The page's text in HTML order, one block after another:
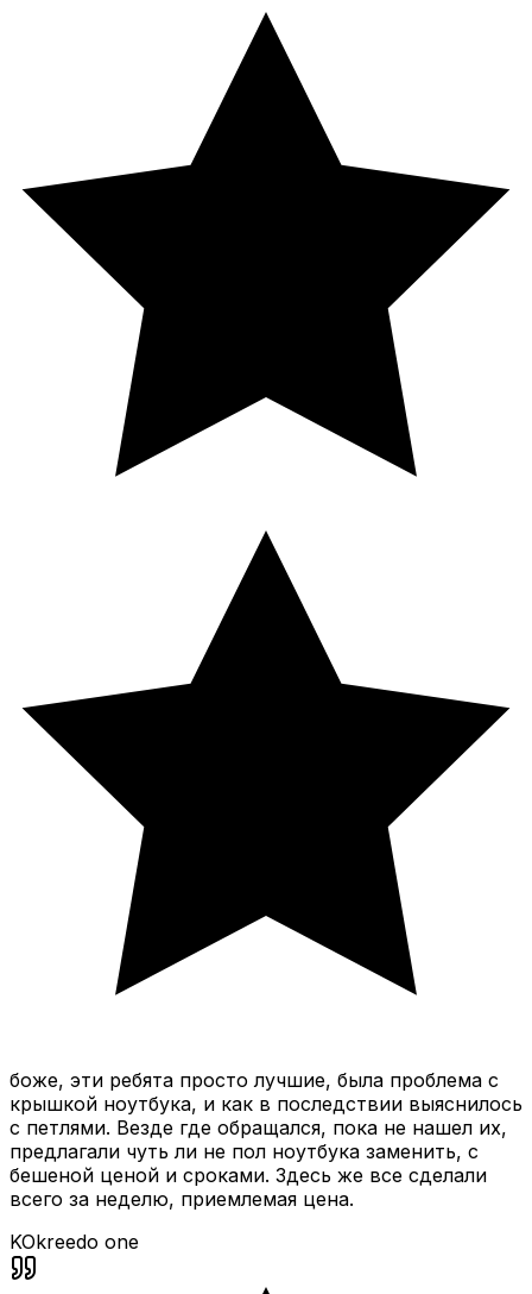
боже, эти ребята просто лучшие, была проблема с
крышкой ноутбука, и как в последствии выяснилось
с петлями. Везде где обращался, пока не нашел их,
предлагали чуть ли не пол ноутбука заменить, с
бешеной ценой и сроками. Здесь же все сделали
всего за неделю, приемлемая цена.
KOkreedo one